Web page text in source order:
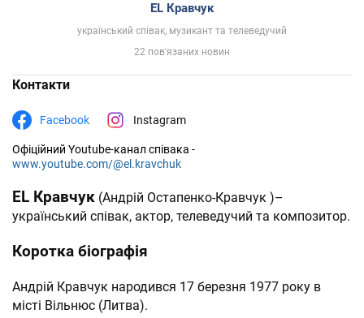
EL Кравчук
український співак, музикант та телеведучий
22 пов'язаних новин
Контакти
Facebook Instagram
Офіційний Youtube-канал співака -
www.youtube.com/@el.kravchuk
EL Кравчук (Андрій Остапенко-Кравчук )–
український співак, актор, телеведучий та композитор.
Коротка біографія
Андрій Кравчук народився 17 березня 1977 року в
місті Вільнюс (Литва).